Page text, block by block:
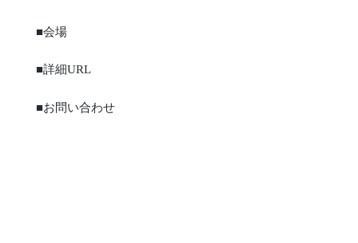
■会場
■詳細URL
■お問い合わせ